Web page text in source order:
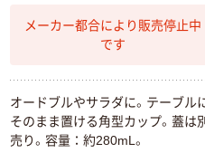
メーカー都合により販売停止中
です
オードブルやサラダに。テーブル
そのまま置ける角型カップ。蓋は
売り。容量：約280mL。